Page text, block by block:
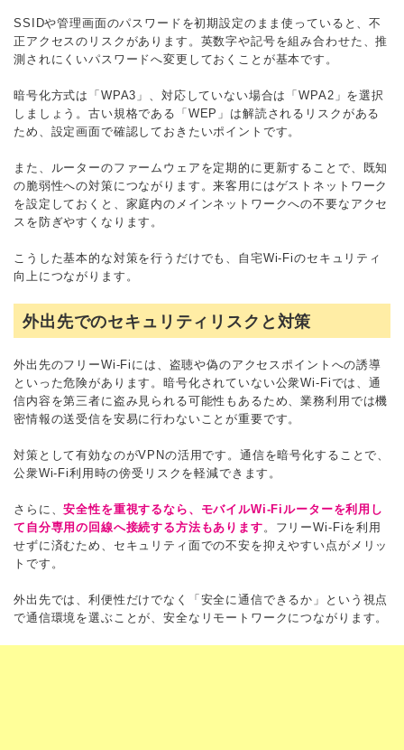
SSIDや管理画面のパスワードを初期設定のまま使っていると、不
正アクセスのリスクがあります。英数字や記号を組み合わせた、推
測されにくいパスワードへ変更しておくことが基本です。
暗号化方式は「WPA3」、対応していない場合は「WPA2」を選択
しましょう。古い規格である「WEP」は解読されるリスクがある
ため、設定画面で確認しておきたいポイントです。
また、ルーターのファームウェアを定期的に更新することで、既知
の脆弱性への対策につながります。来客用にはゲストネットワーク
を設定しておくと、家庭内のメインネットワークへの不要なアクセ
スを防ぎやすくなります。
こうした基本的な対策を行うだけでも、自宅Wi-Fiのセキュリティ
向上につながります。
外出先でのセキュリティリスクと対策
外出先のフリーWi-Fiには、盗聴や偽のアクセスポイントへの誘導
といった危険があります。暗号化されていない公衆Wi-Fiでは、通
信内容を第三者に盗み見られる可能性もあるため、業務利用では機
密情報の送受信を安易に行わないことが重要です。
対策として有効なのがVPNの活用です。通信を暗号化することで、
公衆Wi-Fi利用時の傍受リスクを軽減できます。
さらに、安全性を重視するなら、モバイルWi-Fiルーターを利用し
て自分専用の回線へ接続する方法もあります。フリーWi-Fiを利用
せずに済むため、セキュリティ面での不安を抑えやすい点がメリッ
トです。
外出先では、利便性だけでなく「安全に通信できるか」という視点
で通信環境を選ぶことが、安全なリモートワークにつながります。